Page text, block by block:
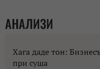
АНАЛИЗИ
Хага даде тон:
при суша